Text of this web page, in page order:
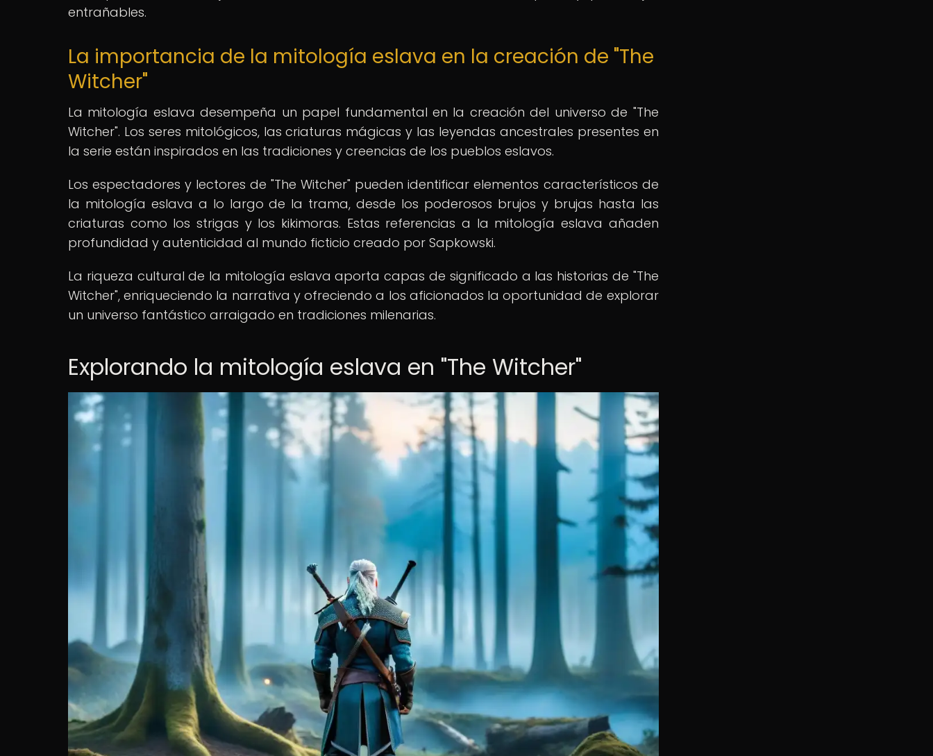
entrañables.
La importancia de la mitología eslava en la creación de "The
Witcher"
La mitología eslava desempeña un papel fundamental en la creación del universo de "The
Witcher". Los seres mitológicos, las criaturas mágicas y las leyendas ancestrales presentes en
la serie están inspirados en las tradiciones y creencias de los pueblos eslavos.
Los espectadores y lectores de "The Witcher" pueden identificar elementos característicos de
la mitología eslava a lo largo de la trama, desde los poderosos brujos y brujas hasta las
criaturas como los strigas y los kikimoras. Estas referencias a la mitología eslava añaden
profundidad y autenticidad al mundo ficticio creado por Sapkowski.
La riqueza cultural de la mitología eslava aporta capas de significado a las historias de "The
Witcher", enriqueciendo la narrativa y ofreciendo a los aficionados la oportunidad de explorar
un universo fantástico arraigado en tradiciones milenarias.
Explorando la mitología eslava en "The Witcher"